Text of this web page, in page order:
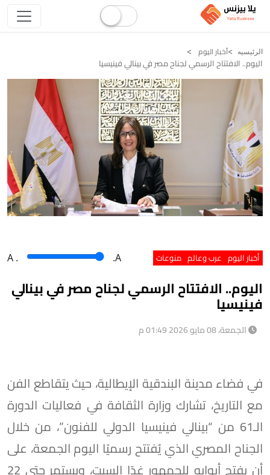
الرئيسيه أخبار اليوم
اليوم.. الافتتاح الرسمي لجناح مصر في بينالي فينيسيا
أخبار اليوم عرب وعالم منوعات A . .A
اليوم.. الافتتاح الرسمي لجناح مصر في بينالي
فينيسيا
الجمعة، 08 مايو 2026 01:49 م
في فضاء مدينة البندقية الإيطالية، حيث يتقاطع الفن
مع التاريخ، تشارك وزارة الثقافة في فعاليات الدورة
الـ61 من “بينالي فينيسيا الدولي للفنون”، من خلال
الجناح المصري الذي يُفتتح رسميًا اليوم الجمعة، على
أن يفتح أبوابه للجمهور غدًا السبت، ويستمر حتى 22